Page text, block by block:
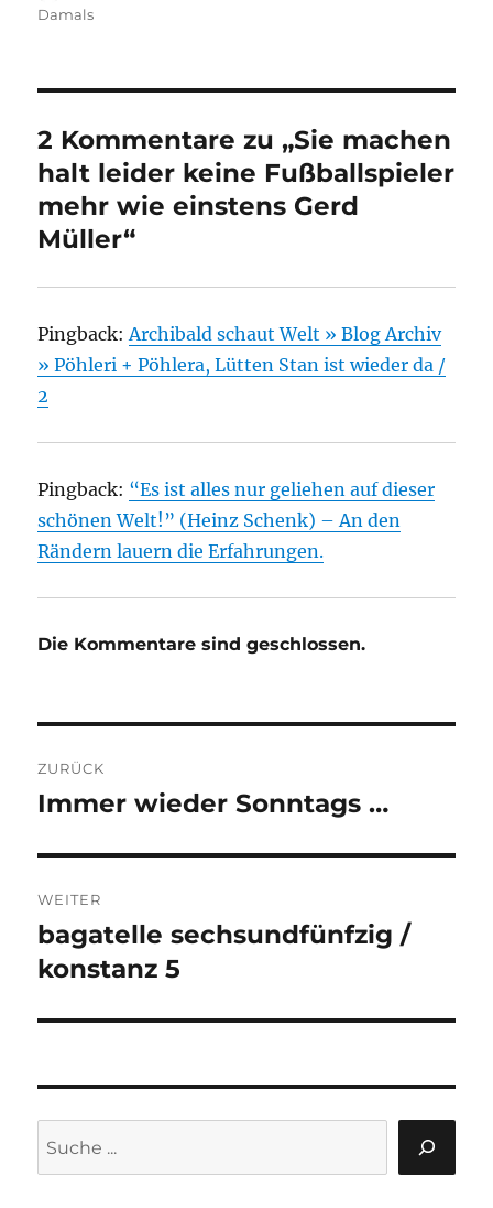
Damals
2 Kommentare zu „Sie machen
halt leider keine Fußballspieler
mehr wie einstens Gerd
Müller“
Pingback: Archibald schaut Welt » Blog Archiv
» Pöhleri + Pöhlera, Lütten Stan ist wieder da /
2
Pingback: “Es ist alles nur geliehen auf dieser
schönen Welt!” (Heinz Schenk) – An den
Rändern lauern die Erfahrungen.
Die Kommentare sind geschlossen.
ZURÜCK
Vorheriger
Immer wieder Sonntags …
WEITER
Nächster
Beitrag:
bagatelle sechsundfünfzig /
konstanz 5